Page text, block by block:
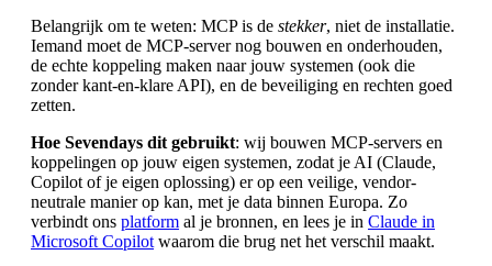
Belangrijk om te weten: MCP is de stekker, niet de installatie.
Iemand moet de MCP-server nog bouwen en onderhouden,
de echte koppeling maken naar jouw systemen (ook die
zonder kant-en-klare API), en de beveiliging en rechten goed
zetten.
Hoe Sevendays dit gebruikt: wij bouwen MCP-servers en
koppelingen op jouw eigen systemen, zodat je AI (Claude,
Copilot of je eigen oplossing) er op een veilige, vendor-
neutrale manier op kan, met je data binnen Europa. Zo
verbindt ons platform al je bronnen, en lees je in Claude in
Microsoft Copilot waarom die brug net het verschil maakt.